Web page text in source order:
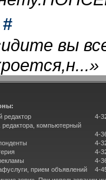
#
вы
»
редактор
редактора, компьютерный
прием объявлений
4-
4-
4-
4-
4-
4-